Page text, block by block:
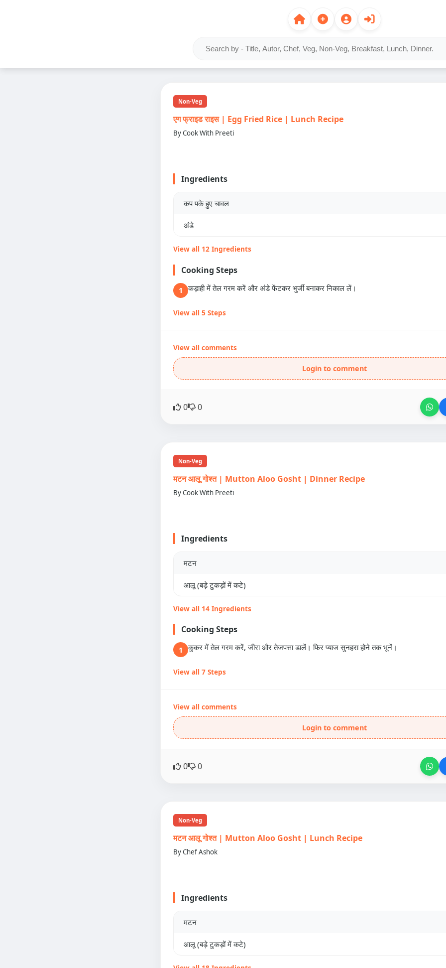
Non-Veg
एग फ्राइड राइस | Egg Fried Rice | Lunch Recipe
By Cook With Preeti
Ingredients
कप पके हुए चावल
अंडे
View all 12 Ingredients
Cooking Steps
1 कड़ाही में तेल गरम करें और अंडे फेंटकर भुर्जी बनाकर निकाल लें।
View all 5 Steps
View all comments
Login to comment
0 0
Non-Veg
मटन आलू गोश्त | Mutton Aloo Gosht | Dinner Recipe
By Cook With Preeti
Ingredients
मटन
आलू (बड़े टुकड़ों में कटे)
View all 14 Ingredients
Cooking Steps
1 कुकर में तेल गरम करें, जीरा और तेजपत्ता डालें। फिर प्याज सुनहरा होने तक भूनें।
View all 7 Steps
View all comments
Login to comment
0 0
Non-Veg
मटन आलू गोश्त | Mutton Aloo Gosht | Lunch Recipe
By Chef Ashok
Ingredients
मटन
आलू (बड़े टुकड़ों में कटे)